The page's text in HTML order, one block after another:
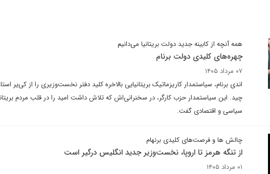
همه آنچه از کابینه جدید دولت بریتانیا می‌دانیم
چهره‌های کلیدی دولت برنام
۰۷ مرداد ۱۴۰۵
اندی برنام، سیاستمدار کاریزماتیک بریتانیایی بالاخره کلید دفتر نخست‌وزیری را از کی‌یر
چید. این سیاستمدار حزب کارگر، در سخنرانی‌اش که تلاش داشت امید را در قلب مردم
سیاسی و اقتصادی گفت.
چالش ها و فرصت‌های کلیدی برنهام
از تنگه هرمز تا اروپا، نخست‌وزیر جدید انگلیس درگیر است
۰۱ مرداد ۱۴۰۵